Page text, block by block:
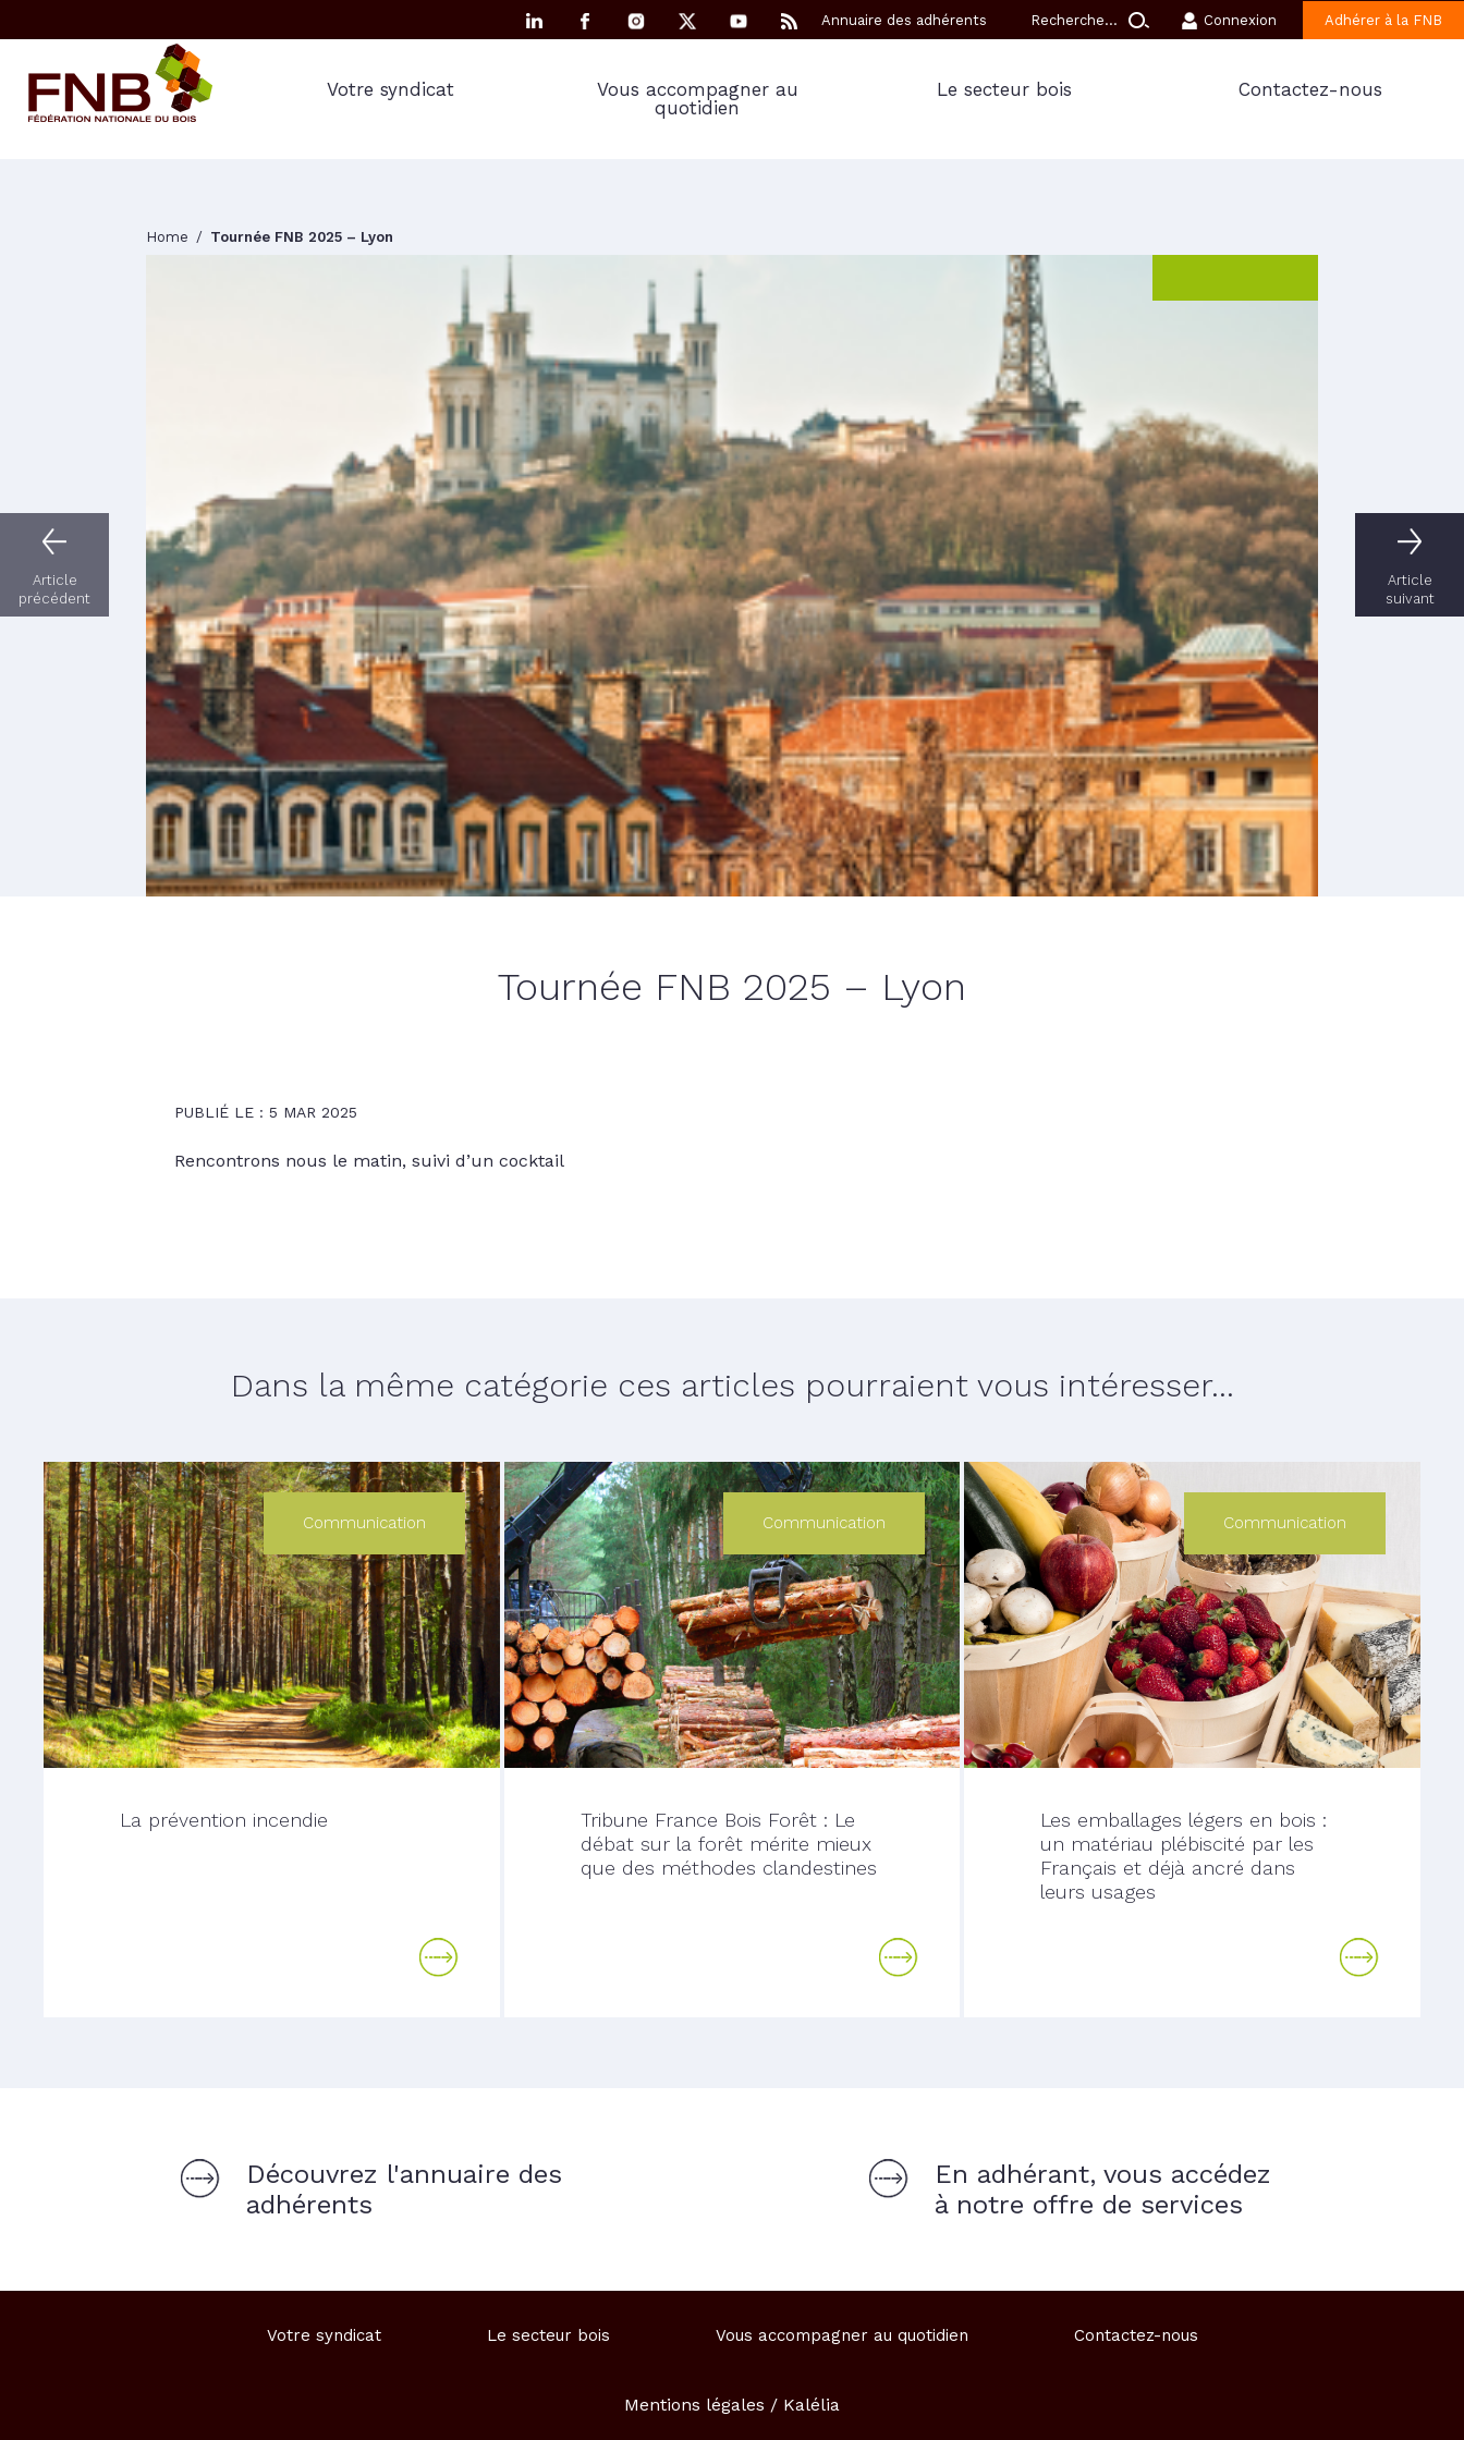
Annuaire des adhérents Connexion Adhérer à la FNB
Votre syndicat
Vous accompagner au
quotidien
Le secteur bois Contactez-nous
Home Tournée FNB 2025 – Lyon
Article
précédent
Article
suivant
Tournée FNB 2025 – Lyon
PUBLIÉ LE : 5 MAR 2025
Rencontrons nous le matin, suivi d’un cocktail
Dans la même catégorie ces articles pourraient vous intéresser...
Communication
La prévention incendie
Communication
Tribune France Bois Forêt : Le
débat sur la forêt mérite mieux
que des méthodes clandestines
Communication
Les emballages légers en bois :
un matériau plébiscité par les
Français et déjà ancré dans
leurs usages
Découvrez l'annuaire des
adhérents
En adhérant, vous accédez
à notre offre de services
Votre syndicat Le secteur bois Vous accompagner au quotidien Contactez-nous
Mentions légales Kalélia